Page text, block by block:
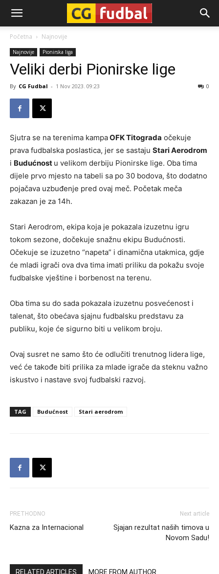
CG-
Fudbal
Početna Najnovije
Najnovije Pionirska liga
Veliki derbi Pionirske lige
By CG Fudbal - 1 Nov 2023. 09:23 0
Sjutra se na terenima kampaOFK Titograda očekuje
prava fudbalska poslastica, jer se sastaju Stari Aerodrom
i Budućnost u velikom derbiju Pionirske lige. Oba tima
dijele prvo mjesto na tabeli sa po 30 bodova, što dodatno
pojačava uzbuđenje pred ovaj meč. Početak meča
zakazan je za 14h.
Stari Aerodrom, ekipa koja je pokazala izuzetnu igru
tokom sezone, dočekuje snažnu ekipu Budućnosti.
Očekuje se izuzetno “napeta” i dinamična utakmica, gdje
će mladi igrači ova dva tima imati priliku da pokažu svoje
fudbalske vještine i borbenost na terenu.
Oba tima su do sada pokazala izuzetnu posvećenost i
talenat, što obećava sjajnu fudbalsku predstavu za
publiku, koje će sigurno biti u velikom broju.
Ovaj susret ne samo što će odlučiti trenutnog lidera lige,
već će takođe biti prilika za mlade igrače da steknu važno
iskustvo i nastave svoj fudbalski razvoj.
TAG Budućnost Stari aerodrom
PRETHODNO
Kazna za Internacional
Next article
Sjajan rezultat naših timova u
Novom Sadu!
RELATED ARTICLES MORE FROM AUTHOR